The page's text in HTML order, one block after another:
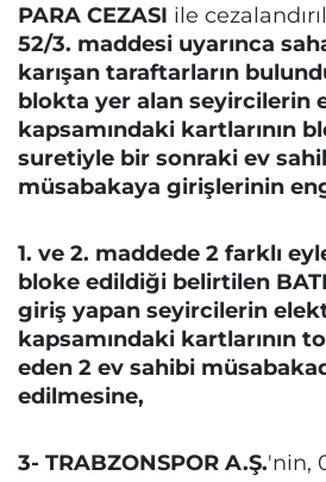
PARA CEZASI ile
52/3. maddesi uyarınca
karışan taraftarların
blokta yer alan seyircilerin
kapsamındaki kartlarının
suretiyle bir sonraki ev
müsabakaya girişlerinin
1. ve 2. maddede 2 farklı
bloke edildiği belirtilen
giriş yapan seyircilerin
kapsamındaki kartlarının
eden 2 ev sahibi
edilmesine,
3- TRABZONSPOR A.Ş.'nin,